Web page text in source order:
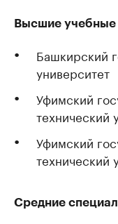
Высшие учебные
Башкирский
университет
Уфимский
технический
Уфимский
технический
Средние